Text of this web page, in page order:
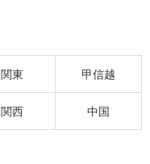
関東 甲信越
関西 中国